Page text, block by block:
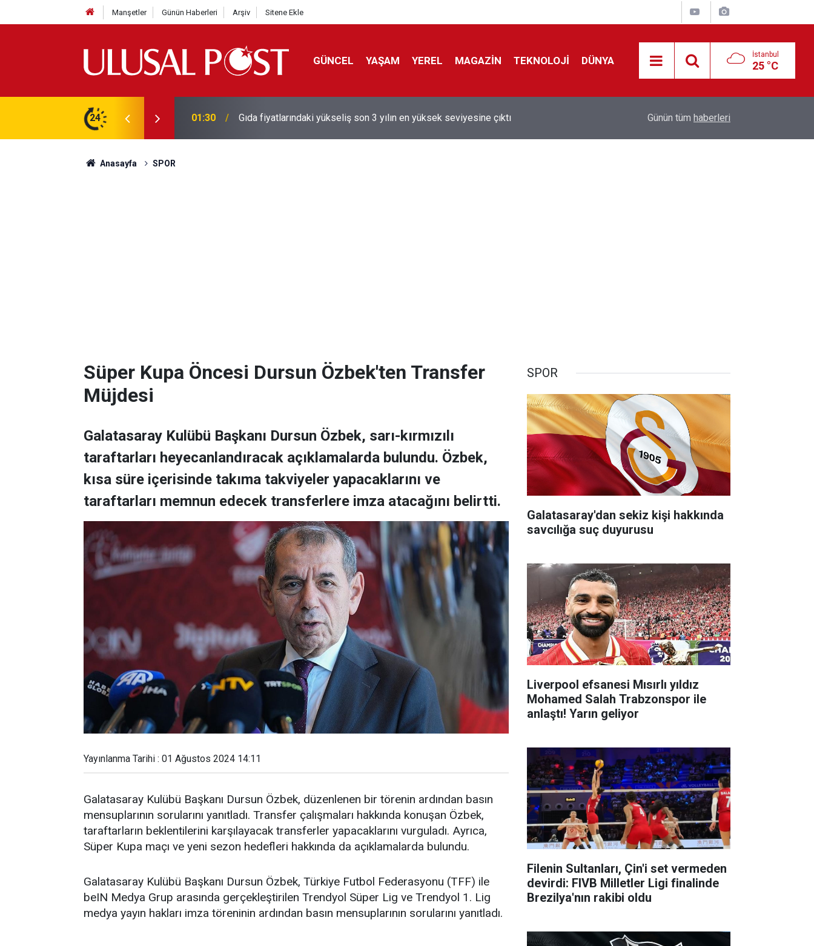
Manşetler Günün Haberleri Arşiv Sitene Ekle
GÜNCEL YAŞAM YEREL MAGAZİN TEKNOLOJİ DÜNYA İstanbul
25 °C
24
en yüksek seviyesine çıktı 01:26 Galatasaray'dan sekiz kişi hakkında savcılığa suç duyurusu
kontrol edecek
Günün tüm haberleri
Anasayfa SPOR
Süper Kupa Öncesi Dursun Özbek'ten Transfer
Müjdesi
Galatasaray Kulübü Başkanı Dursun Özbek, sarı-kırmızılı
taraftarları heyecanlandıracak açıklamalarda bulundu. Özbek,
kısa süre içerisinde takıma takviyeler yapacaklarını ve
taraftarları memnun edecek transferlere imza atacağını belirtti.
Yayınlanma Tarihi : 01 Ağustos 2024 14:11
Galatasaray Kulübü Başkanı Dursun Özbek, düzenlenen bir törenin ardından basın
mensuplarının sorularını yanıtladı. Transfer çalışmaları hakkında konuşan Özbek,
taraftarların beklentilerini karşılayacak transferler yapacaklarını vurguladı. Ayrıca,
Süper Kupa maçı ve yeni sezon hedefleri hakkında da açıklamalarda bulundu.
Galatasaray Kulübü Başkanı Dursun Özbek, Türkiye Futbol Federasyonu (TFF) ile
beIN Medya Grup arasında gerçekleştirilen Trendyol Süper Lig ve Trendyol 1. Lig
medya yayın hakları imza töreninin ardından basın mensuplarının sorularını yanıtladı.
SPOR
Galatasaray'dan sekiz kişi hakkında
savcılığa suç duyurusu
Liverpool efsanesi Mısırlı yıldız
Mohamed Salah Trabzonspor ile
anlaştı! Yarın geliyor
Filenin Sultanları, Çin'i set vermeden
devirdi: FIVB Milletler Ligi finalinde
Brezilya'nın rakibi oldu